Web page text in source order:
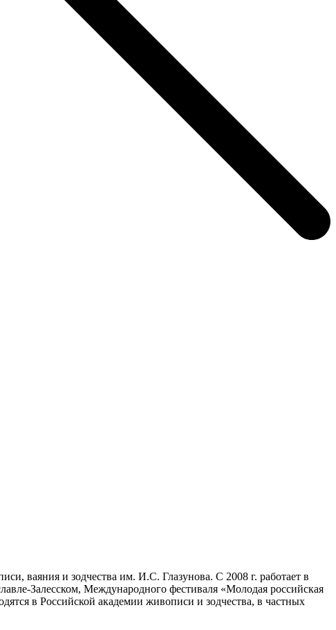
ваяния и зодчества им. И.С. Глазунова. С 2008 г. работает в
Залесском, Международного фестиваля «Молодая российская
в Российской академии живописи и зодчества, в частных